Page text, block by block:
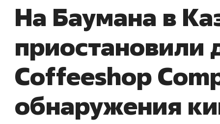
На Баумана в
приостановили
Соffeeshop
обнаружения